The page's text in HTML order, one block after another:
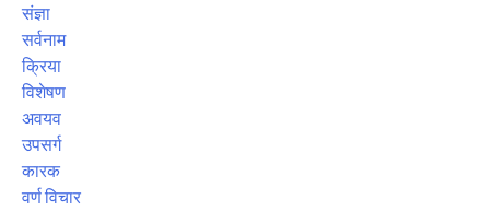
संज्ञा
सर्वनाम
क्रिया
विशेषण
अवयव
उपसर्ग
कारक
वर्ण विचार